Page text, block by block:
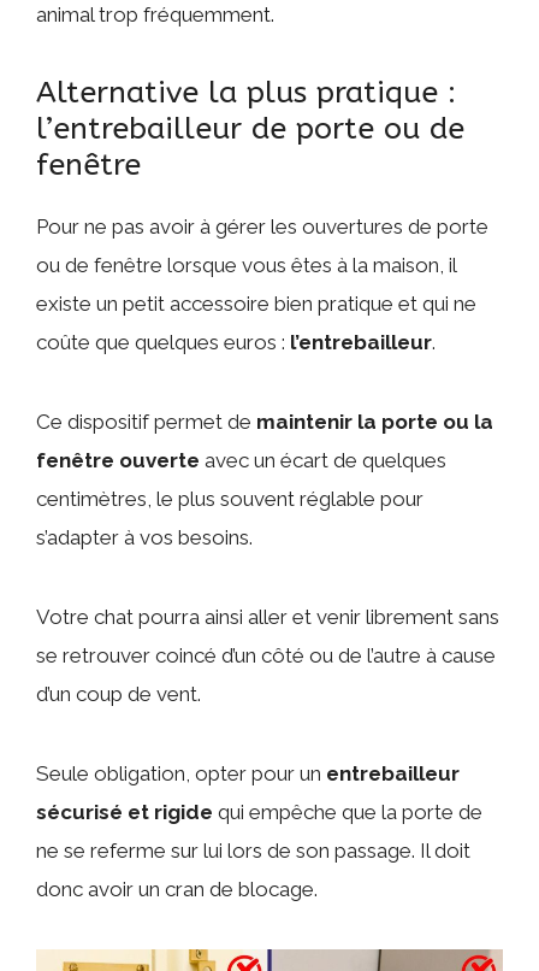
animal trop fréquemment.
Alternative la plus pratique :
l’entrebailleur de porte ou de
fenêtre
Pour ne pas avoir à gérer les ouvertures de porte
ou de fenêtre lorsque vous êtes à la maison, il
existe un petit accessoire bien pratique et qui ne
coûte que quelques euros : l’entrebailleur.
Ce dispositif permet de maintenir la porte ou la
fenêtre ouverte avec un écart de quelques
centimètres, le plus souvent réglable pour
s’adapter à vos besoins.
Votre chat pourra ainsi aller et venir librement sans
se retrouver coincé d’un côté ou de l’autre à cause
d’un coup de vent.
Seule obligation, opter pour un entrebailleur
sécurisé et rigide qui empêche que la porte de
ne se referme sur lui lors de son passage. Il doit
donc avoir un cran de blocage.